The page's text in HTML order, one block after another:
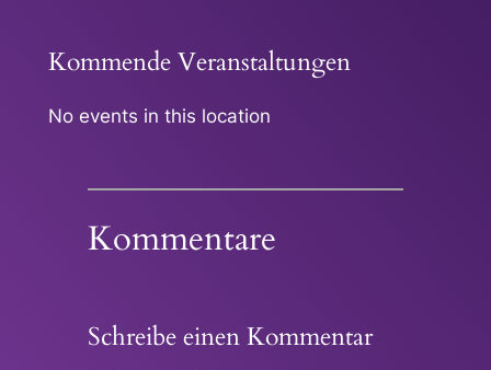
Kommende Veranstaltungen
No events in this location
Kommentare
Schreibe einen Kommentar